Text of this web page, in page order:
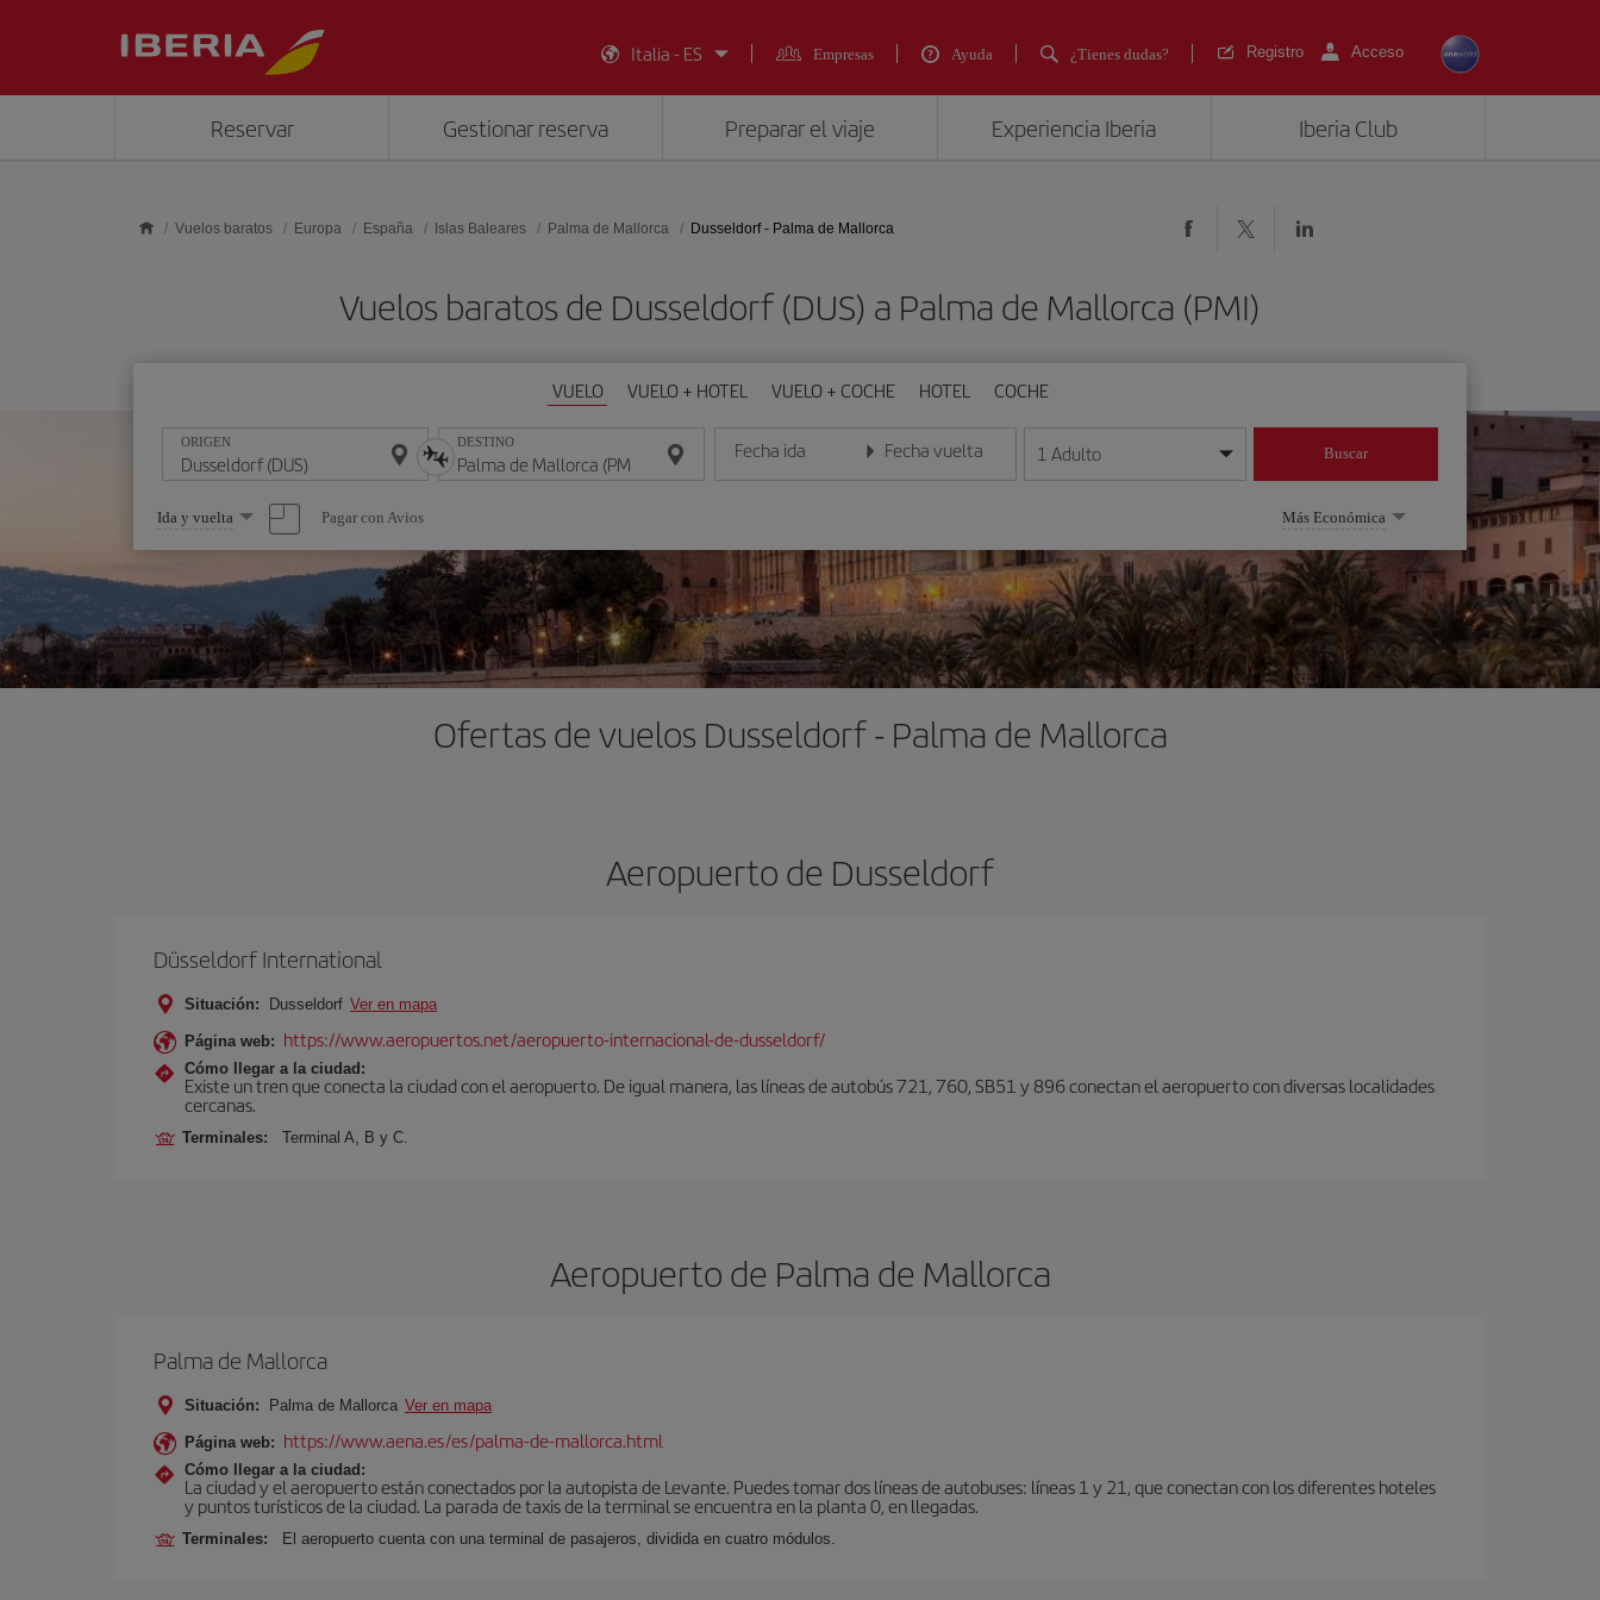
Italia - ES
Empresas Ayuda ¿Tienes dudas? Registro Acceso
Reservar Gestionar reserva Preparar el viaje Experiencia Iberia Iberia Club
Vuelos baratos Europa España Islas Baleares Palma de Mallorca Dusseldorf - Palma de Mallorca
Vuelos baratos de Dusseldorf (DUS) a Palma de Mallorca (PMI)
VUELO VUELO + HOTEL VUELO + COCHE HOTEL COCHE
ORIGEN DESTINO Fecha ida
Introduce la fecha en formato día/mes/año
Fecha vuelta
Introduce la fecha en formato día/mes/año
1 Adulto Buscar
Seleccione
una
opción
Ida y vuelta Pagar con Avios Más Económica
Ofertas de vuelos Dusseldorf - Palma de Mallorca
Aeropuerto de Dusseldorf
Düsseldorf International
Situación: Dusseldorf Ver en mapa
Página web: https://www.aeropuertos.net/aeropuerto-internacional-de-dusseldorf/
Cómo llegar a la ciudad:
Existe un tren que conecta la ciudad con el aeropuerto. De igual manera, las líneas de autobús 721, 760, SB51 y 896 conectan el aeropuerto con diversas localidades
cercanas.
Terminales: Terminal A, B y C.
Aeropuerto de Palma de Mallorca
Palma de Mallorca
Situación: Palma de Mallorca Ver en mapa
Página web: https://www.aena.es/es/palma-de-mallorca.html
Cómo llegar a la ciudad:
La ciudad y el aeropuerto están conectados por la autopista de Levante. Puedes tomar dos líneas de autobuses: líneas 1 y 21, que conectan con los diferentes hoteles
y puntos turísticos de la ciudad. La parada de taxis de la terminal se encuentra en la planta 0, en llegadas.
Terminales: El aeropuerto cuenta con una terminal de pasajeros, dividida en cuatro módulos.